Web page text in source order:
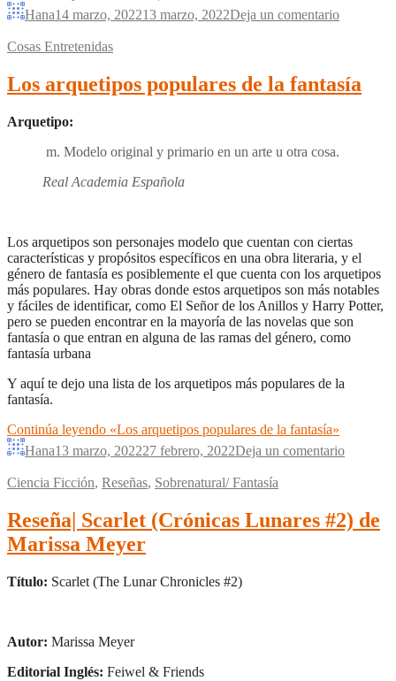
Hana14 marzo, 202213 marzo, 2022Deja un comentario
Cosas Entretenidas
Los arquetipos populares de la fantasía
Arquetipo:
m. Modelo original y primario en un arte u otra cosa.
Real Academia Española
Los arquetipos son personajes modelo que cuentan con ciertas
características y propósitos específicos en una obra literaria, y el
género de fantasía es posiblemente el que cuenta con los arquetipos
más populares. Hay obras donde estos arquetipos son más notables
y fáciles de identificar, como El Señor de los Anillos y Harry Potter,
pero se pueden encontrar en la mayoría de las novelas que son
fantasía o que entran en alguna de las ramas del género, como
fantasía urbana
Y aquí te dejo una lista de los arquetipos más populares de la
fantasía.
Continúa leyendo «Los arquetipos populares de la fantasía»
Hana13 marzo, 202227 febrero, 2022Deja un comentario
Ciencia Ficción, Reseñas, Sobrenatural/ Fantasía
Reseña| Scarlet (Crónicas Lunares #2) de
Marissa Meyer
Título: Scarlet (The Lunar Chronicles #2)
Autor: Marissa Meyer
Editorial Inglés: Feiwel & Friends